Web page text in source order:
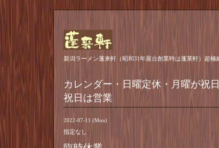
新潟ラーメン蓬来軒（昭和31年屋台創業時は蓬莱軒）超
カレンダー・日曜定休・月曜が祝
祝日は営業
2022-07-11 (Mon)
指定なし